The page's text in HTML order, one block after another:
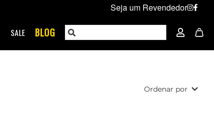
Seja um Revendedor
SALE BLOG
Ordenar por